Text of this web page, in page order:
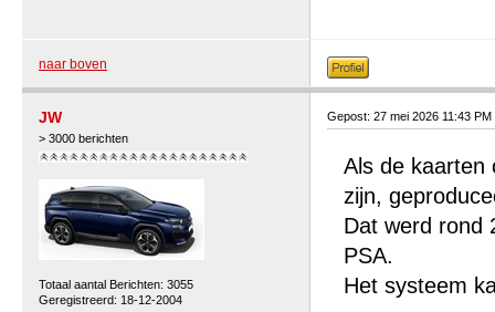
naar boven
JW
> 3000 berichten
Totaal aantal Berichten: 3055
Geregistreerd: 18-12-2004
Gepost: 27 mei 2026 11:43 PM
Als de kaarten
zijn,
Dat werd rond
PSA.
Het systeem